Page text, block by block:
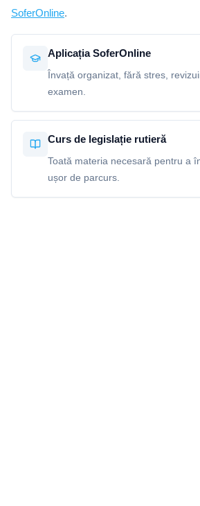
SoferOnline.
Aplicația SoferOnline
Învață organizat, fără stres,
examen.
Curs de legislație rutieră
Toată materia necesară pentru a
ușor de parcurs.